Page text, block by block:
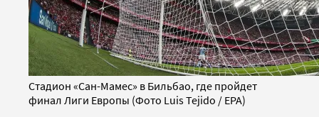
Стадион «Сан-Мамес» в Бильбао, где пройдет
финал Лиги Европы (Фото Luis Tejido / EPA)